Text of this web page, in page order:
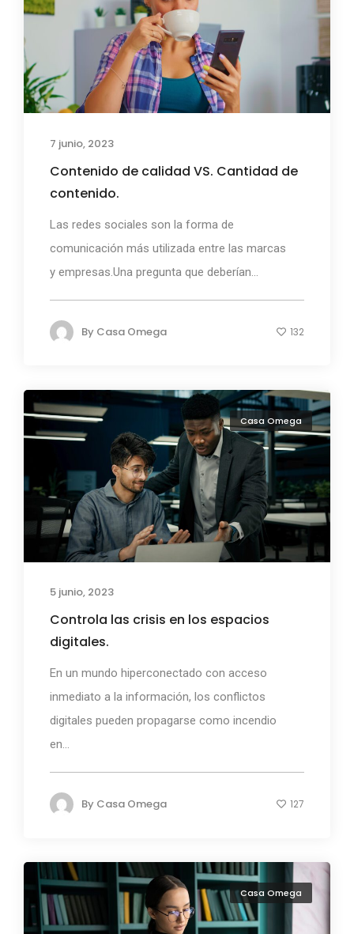
7 junio, 2023
Contenido de calidad VS. Cantidad de
contenido.
Las redes sociales son la forma de
comunicación más utilizada entre las marcas
y empresas.Una pregunta que deberían...
By Casa Omega 132
Casa Omega
5 junio, 2023
Controla las crisis en los espacios
digitales.
En un mundo hiperconectado con acceso
inmediato a la información, los conflictos
digitales pueden propagarse como incendio
en...
By Casa Omega 127
Casa Omega